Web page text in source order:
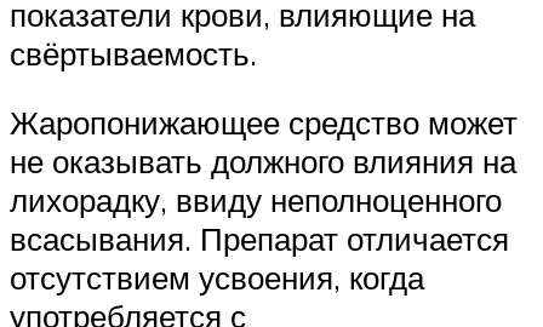
показатели крови, влияющие на
свёртываемость.
Жаропонижающее средство может
не оказывать должного влияния на
лихорадку, ввиду неполноценного
всасывания. Препарат отличается
отсутствием усвоения, когда
употребляется с